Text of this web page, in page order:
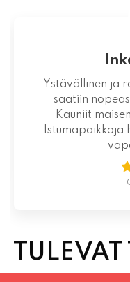
Ystävällinen ja
saatiin
Kauniit
Istumapaikkoja